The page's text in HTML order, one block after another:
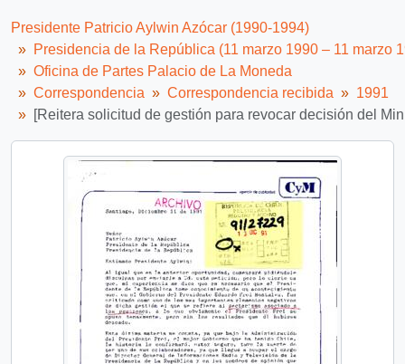
Presidente Patricio Aylwin Azócar (1990-1994)
Presidencia de la República (11 marzo 1990 – 11 marzo
Oficina de Partes Palacio de La Moneda
Correspondencia
Correspondencia recibida
1991
[Reitera solicitud de gestión para revocar decisión del